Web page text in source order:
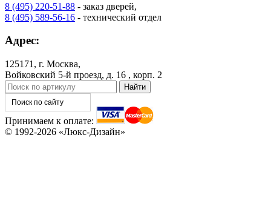
8 (495) 220-51-88 - заказ дверей,
8 (495) 589-56-16 - технический отдел
Адрес:
125171, г. Москва,
Войковский 5-й проезд, д. 16 , корп. 2
Принимаем к оплате:
© 1992-2026 «Люкс-Дизайн»